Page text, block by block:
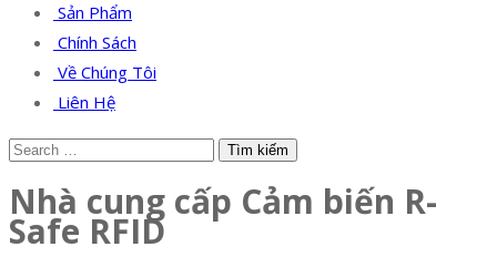
Sản Phẩm
Chính Sách
Về Chúng Tôi
Liên Hệ
Nhà cung cấp Cảm biến R-
Safe RFID